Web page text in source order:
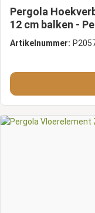
Pergola
12 cm balken -
Artikelnummer: